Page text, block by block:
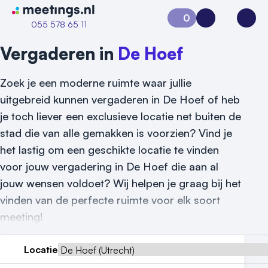
Naar home van Meetings
055 578 65 11
Locatiegids
0
Aanvraag 0Inloggen
Vergaderen in De Hoef
Zoek je een moderne ruimte waar jullie
uitgebreid kunnen vergaderen in De Hoef of heb
je toch liever een exclusieve locatie net buiten de
stad die van alle gemakken is voorzien? Vind je
het lastig om een geschikte locatie te vinden
voor jouw vergadering in De Hoef die aan al
jouw wensen voldoet? Wij helpen je graag bij het
vinden van de perfecte ruimte voor elk soort
meeting!
Locatie